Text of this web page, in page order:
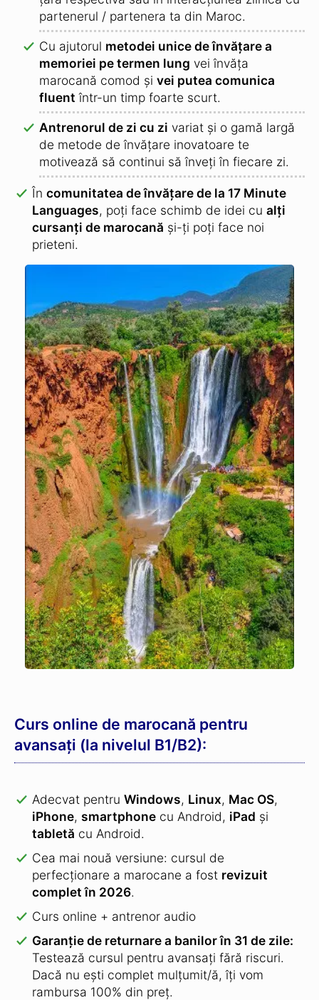
partenerul / partenera ta din Maroc.
Cu ajutorul metodei unice de învățare a
memoriei pe termen lung vei învăța
marocană comod și vei putea comunica
fluent într-un timp foarte scurt.
Antrenorul de zi cu zi variat și o gamă largă
de metode de învățare inovatoare te
motivează să continui să înveți în fiecare zi.
În comunitatea de învățare de la 17 Minute
Languages, poți face schimb de idei cu alți
cursanți de marocană și-ți poți face noi
prieteni.
Curs online de marocană pentru
avansați (la nivelul B1/B2):
Adecvat pentru Windows, Linux, Mac OS,
iPhone, smartphone cu Android, iPad și
tabletă cu Android.
Cea mai nouă versiune: cursul de
perfecționare a marocane a fost revizuit
complet în 2026.
Curs online + antrenor audio
Garanție de returnare a banilor în 31 de zile:
Testează cursul pentru avansați fără riscuri.
Dacă nu ești complet mulțumit/ă, îți vom
rambursa 100% din preț.